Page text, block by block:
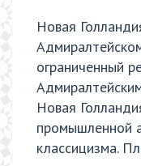
Новая
ограниченный
Новая
промышленной
классицизма.